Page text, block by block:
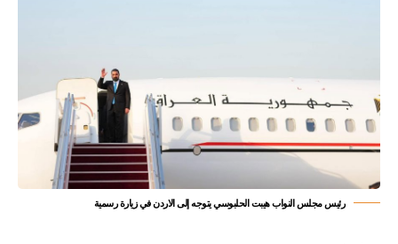
رئيس مجلس النواب هيبت الحلبوسي يتوجه إلى الاردن في زيارة رسمية